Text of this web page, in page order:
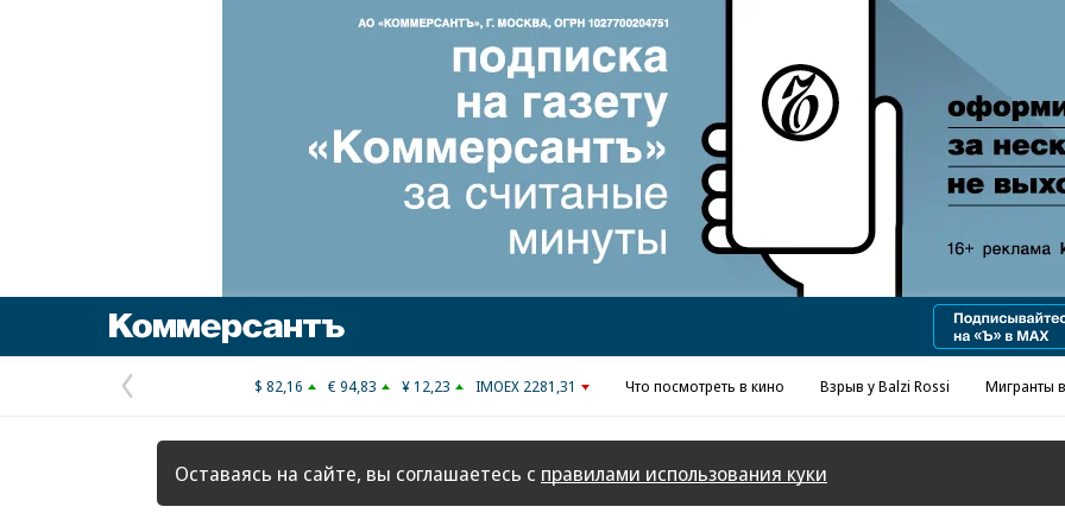
Реклама в «Ъ» www.kommersant.ru/ad
Предыдущая
страница
$ 82,16 € 94,83 ¥ 12,23 IMOEX 2281,31 Что посмотреть в кино Взрыв у Balzi Rossi Мигранты
Оставаясь на сайте, вы соглашаетесь с правилами использования куки